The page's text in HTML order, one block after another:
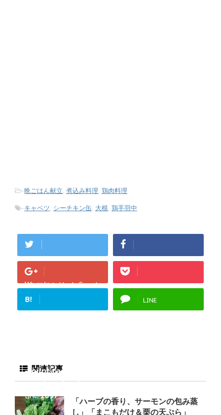
-晩ごはん献立, 煮込み料理, 鶏肉料理
-キャベツ, シーチキン缶, 大根, 鶏手羽中
Warning: Undefined
array key "Google+"
in/home/fukurou-
-count-cache/sns-
count-cache.phpon
line2897
B! LINE
関連記事
「ハーブの香り、サーモンの包み蒸
し」「まこもだけ＆栗の天ぷら」